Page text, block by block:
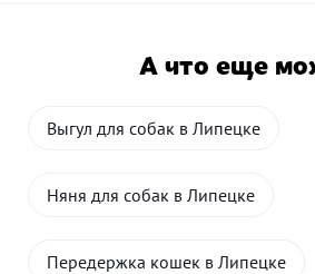
А что еще
Выгул для собак в Липецке
Няня для собак в Липецке
Передержка кошек в Липецке